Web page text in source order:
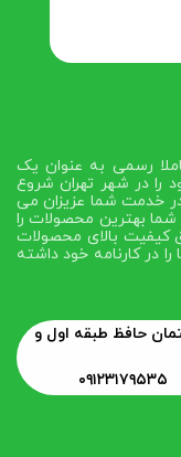
1402 کاملا رسمی به عنوان یک
را در شهر تهران شروع
در خدمت شما عزیزان می
شما بهترین محصولات را
کیفیت بالای محصولات
در کارنامه خود داشته
حافظ طبقه اول و
۰۹۱۲۳۱۷۹۵۳۵